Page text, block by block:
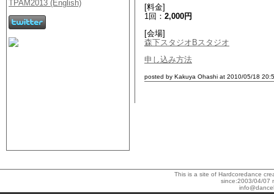
[料金]
1回： 2,000円
[会場]
森下スタジオBスタジオ
申し込み方法
posted by Kakuya Ohashi at 2010/05/18
This is a site of Hardcoredance
since:2003/04/07